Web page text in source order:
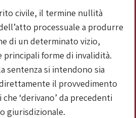
civile, il termine nullità
processuale a produrre
di un determinato vizio,
forme di invalidità.
sentenza si intendono sia
il provvedimento
‘derivano’ da precedenti
giurisdizionale.